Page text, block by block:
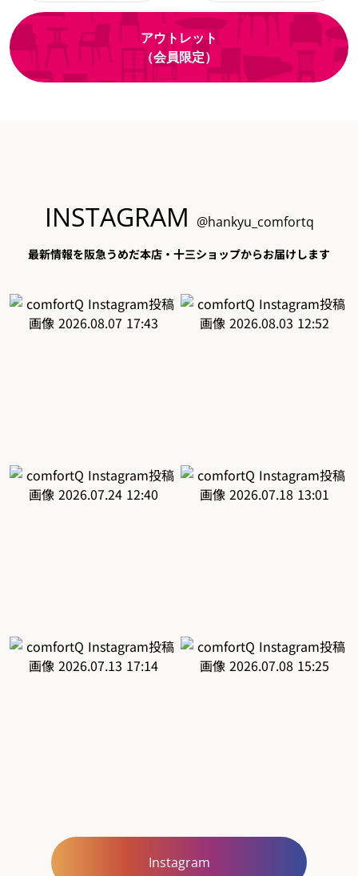
アウトレット
（会員限定）
INSTAGRAM @hankyu_comfortq
最新情報を阪急うめだ本店・十三ショップからお届けします
Instagram